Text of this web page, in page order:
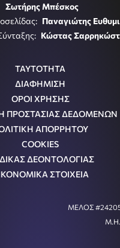
Σωτήρης Μπέσκος
Παναγιώτης
Κώστας
ΤΑΥΤΟΤΗΤΑ
ΔΙΑΦΗΜΙΣΗ
ΟΡΟΙ ΧΡΗΣΗΣ
ΠΡΟΣΤΑΣΙΑΣ ΔΕΔΟΜΕΝΩΝ
ΑΠΟΡΡΗΤΟΥ
COOKIES
ΔΕΟΝΤΟΛΟΓΙΑΣ
ΣΤΟΙΧΕΙΑ
ΜΕΛΟΣ